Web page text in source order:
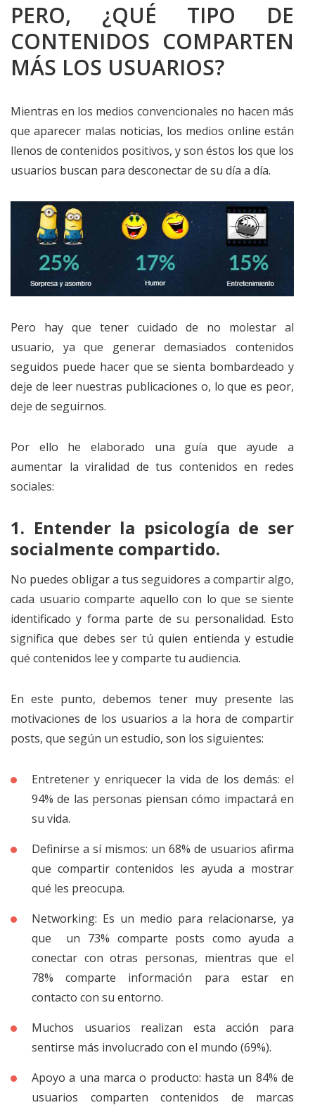
PERO, ¿QUÉ TIPO DE
CONTENIDOS COMPARTEN
MÁS LOS USUARIOS?
Mientras en los medios convencionales no hacen más
que aparecer malas noticias, los medios online están
llenos de contenidos positivos, y son éstos los que los
usuarios buscan para desconectar de su día a día.
Pero hay que tener cuidado de no molestar al
usuario, ya que generar demasiados contenidos
seguidos puede hacer que se sienta bombardeado y
deje de leer nuestras publicaciones o, lo que es peor,
deje de seguirnos.
Por ello he elaborado una guía que ayude a
aumentar la viralidad de tus contenidos en redes
sociales:
1. Entender la psicología de ser
socialmente compartido.
No puedes obligar a tus seguidores a compartir algo,
cada usuario comparte aquello con lo que se siente
identificado y forma parte de su personalidad. Esto
significa que debes ser tú quien entienda y estudie
qué contenidos lee y comparte tu audiencia.
En este punto, debemos tener muy presente las
motivaciones de los usuarios a la hora de compartir
posts, que según un estudio, son los siguientes:
Entretener y enriquecer la vida de los demás: el
94% de las personas piensan cómo impactará en
su vida.
Definirse a sí mismos: un 68% de usuarios afirma
que compartir contenidos les ayuda a mostrar
qué les preocupa.
Networking: Es un medio para relacionarse, ya
que un 73% comparte posts como ayuda a
conectar con otras personas, mientras que el
78% comparte información para estar en
contacto con su entorno.
Muchos usuarios realizan esta acción para
sentirse más involucrado con el mundo (69%).
Apoyo a una marca o producto: hasta un 84% de
usuarios comparten contenidos de marcas